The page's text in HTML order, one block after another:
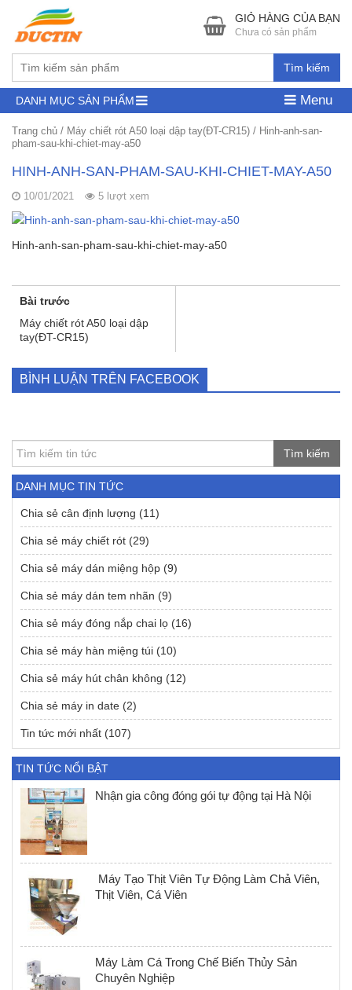
Tìm kiếm
GIỎ HÀNG CỦA BẠN
Chưa có sản phẩm
DANH MỤC SẢN PHẨM Menu
Trang chủ / Máy chiết rót A50 loại dập tay(ĐT-CR15) / Hinh-anh-san-
pham-sau-khi-chiet-may-a50
HINH-ANH-SAN-PHAM-SAU-KHI-CHIET-MAY-A50
10/01/2021 5 lượt xem
Hinh-anh-san-pham-sau-khi-chiet-may-a50
Bài trước
Máy chiết rót A50 loại dập
tay(ĐT-CR15)
BÌNH LUẬN TRÊN FACEBOOK
Tìm kiếm
DANH MỤC TIN TỨC
Chia sẻ cân định lượng (11)
Chia sẻ máy chiết rót (29)
Chia sẻ máy dán miệng hộp (9)
Chia sẻ máy dán tem nhãn (9)
Chia sẻ máy đóng nắp chai lọ (16)
Chia sẻ máy hàn miệng túi (10)
Chia sẻ máy hút chân không (12)
Chia sẻ máy in date (2)
Tin tức mới nhất (107)
TIN TỨC NỔI BẬT
Nhận gia công đóng gói tự động tại Hà Nội
Máy Tạo Thịt Viên Tự Động Làm Chả Viên,
Thịt Viên, Cá Viên
Máy Làm Cá Trong Chế Biến Thủy Sản
Chuyên Nghiệp